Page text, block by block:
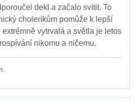
dekl a začalo svítit. To
cholerikům pomůže k lepší
vytrvalá a světla je letos
nikomu a ničemu.